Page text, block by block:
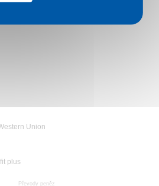
Union
plus
Převody peněz